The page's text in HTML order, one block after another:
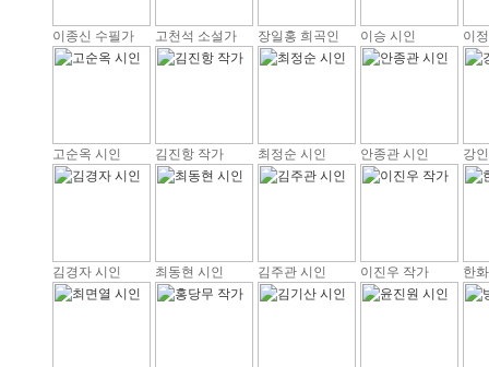
이종신 수필가 고천석 소설가 장일홍 희곡인 이승 시인 이
고순옥 시인 김진항 작가 최정순 시인 안종관 시인 강
김경자 시인 최동현 시인 김주관 시인 이진우 작가 한